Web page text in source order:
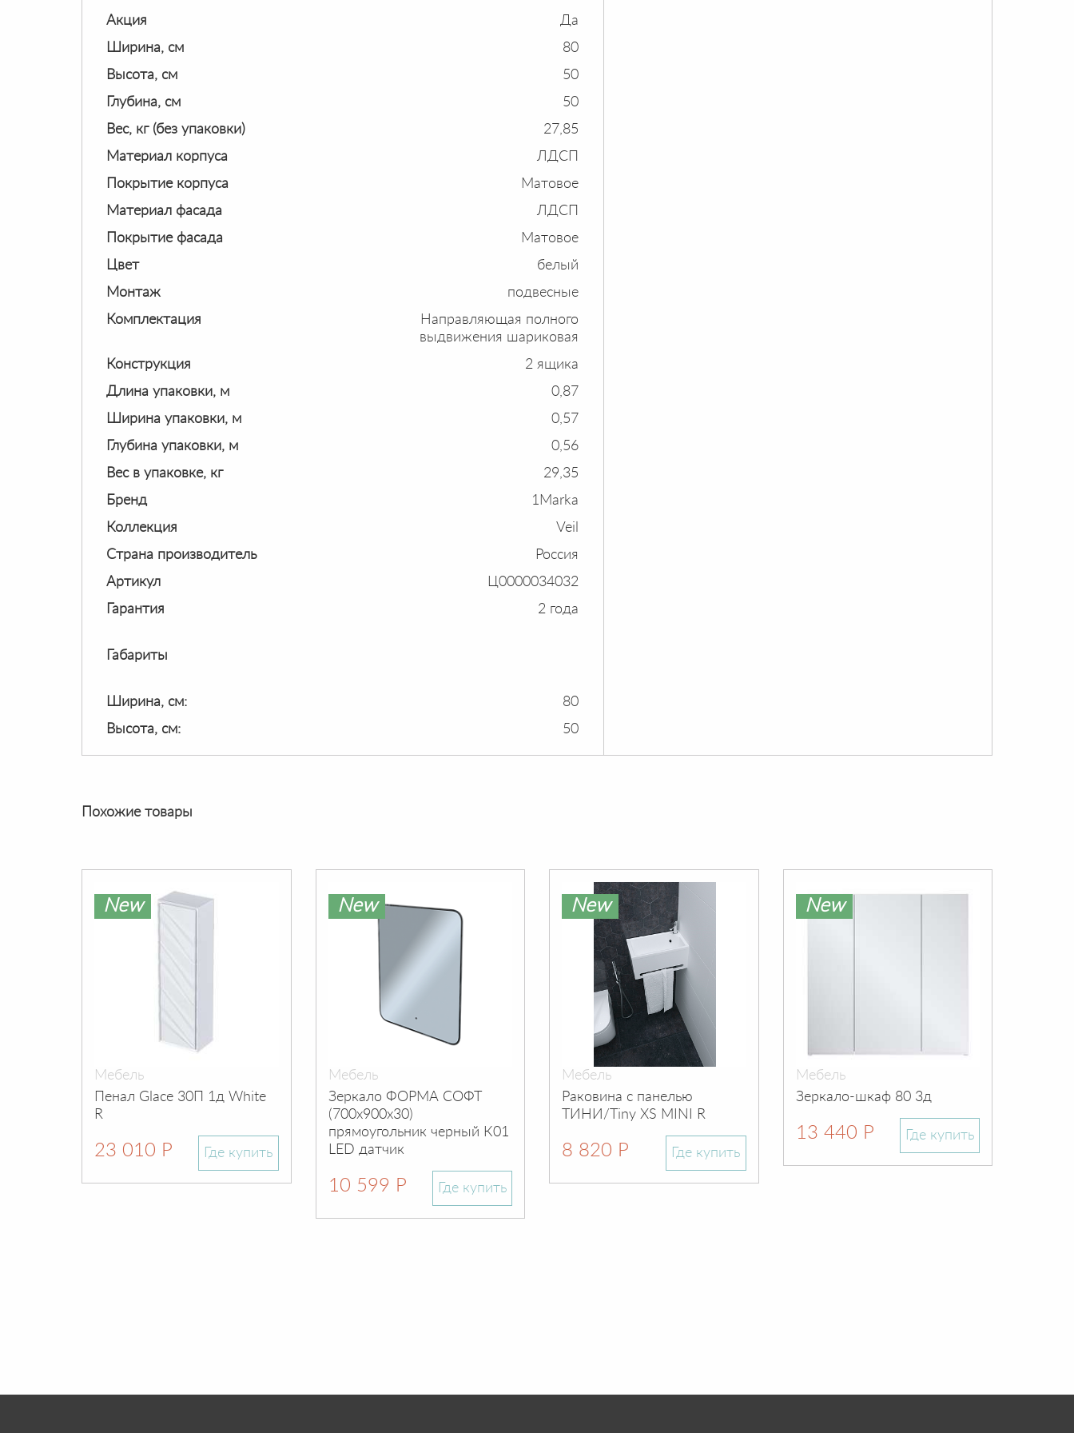
Акция
Да
Ширина, см
80
Высота, см
50
Глубина, см
50
Вес, кг (без упаковки)
27,85
Материал корпуса
ЛДСП
Покрытие корпуса
Матовое
Материал фасада
ЛДСП
Покрытие фасада
Матовое
Цвет
белый
Монтаж
подвесные
Комплектация
Направляющая полного
выдвижения шариковая
Конструкция
2 ящика
Длина упаковки, м
0,87
Ширина упаковки, м
0,57
Глубина упаковки, м
0,56
Вес в упаковке, кг
29,35
Бренд
1Marka
Коллекция
Veil
Страна производитель
Россия
Артикул
Ц0000034032
Гарантия
2 года
Габариты
Ширина, см:
80
Высота, см:
50
Похожие товары
New
Мебель
Пенал Glace 30П 1д White
R
23 010 Р Где купить
New
Мебель
Зеркало ФОРМА СОФТ
(700х900х30)
прямоугольник черный К01
LED датчик
10 599 Р Где купить
New
Мебель
Раковина с панелью
ТИНИ/Tiny XS MINI R
8 820 Р Где купить
New
Мебель
Зеркало-шкаф 80 3д
13 440 Р Где купить